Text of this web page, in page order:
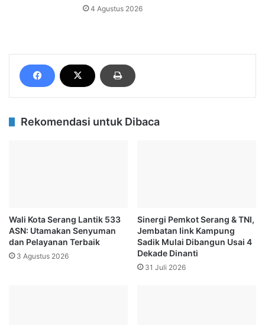
4 Agustus 2026
Rekomendasi untuk Dibaca
Wali Kota Serang Lantik 533
ASN: Utamakan Senyuman
dan Pelayanan Terbaik
3 Agustus 2026
Sinergi Pemkot Serang & TNI,
Jembatan Iink Kampung
Sadik Mulai Dibangun Usai 4
Dekade Dinanti
31 Juli 2026